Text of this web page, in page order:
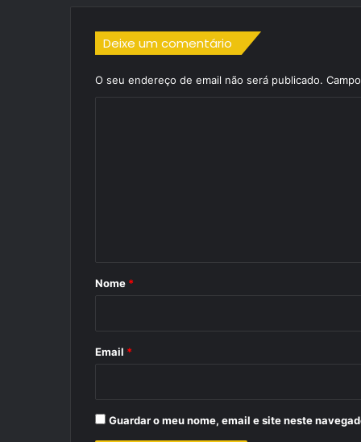
Deixe um comentário
O seu endereço de email não será publicado.
r
*
Nome *
Email *
Guardar o meu nome, email e site neste